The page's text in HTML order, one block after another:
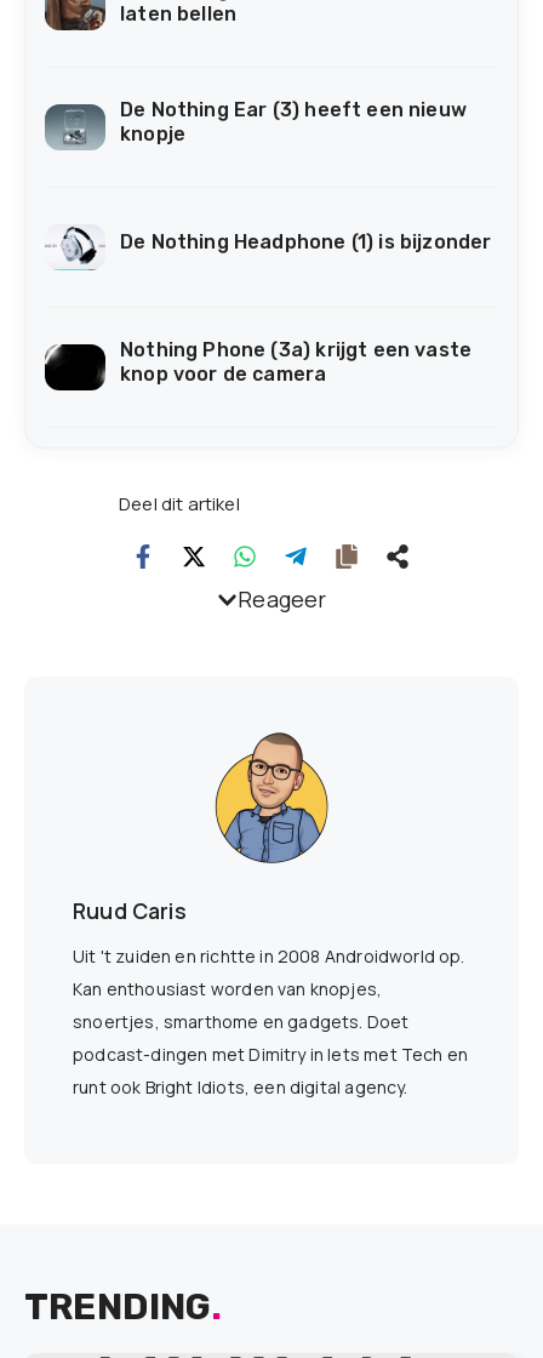
laten bellen
De Nothing Ear (3) heeft een nieuw
knopje
De Nothing Headphone (1) is bijzonder
Nothing Phone (3a) krijgt een vaste
knop voor de camera
Deel dit artikel
Reageer
Ruud Caris
Uit 't zuiden en richtte in 2008 Androidworld op.
Kan enthousiast worden van knopjes,
snoertjes, smarthome en gadgets. Doet
podcast-dingen met Dimitry in Iets met Tech en
runt ook Bright Idiots, een digital agency.
TRENDING.